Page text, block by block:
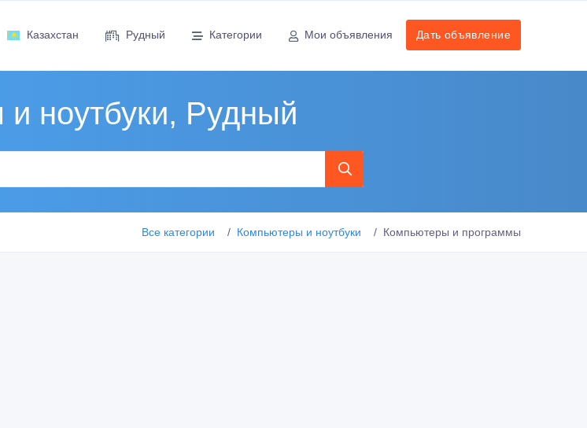
Казахстан Рудный Категории Мои объявления Дать объявление
ноутбуки, Рудный
Все категории Компьютеры и ноутбуки Компьютеры и программы